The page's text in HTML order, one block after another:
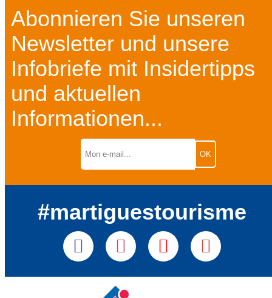
Abonnieren Sie unseren
Newsletter und unsere
Infobriefe mit Insidertipps
und aktuellen
Informationen...
#martiguestourisme